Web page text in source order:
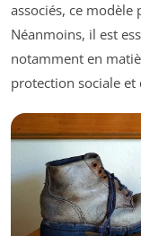
associés, ce
Néanmoins, il est
notamment en
protection sociale et